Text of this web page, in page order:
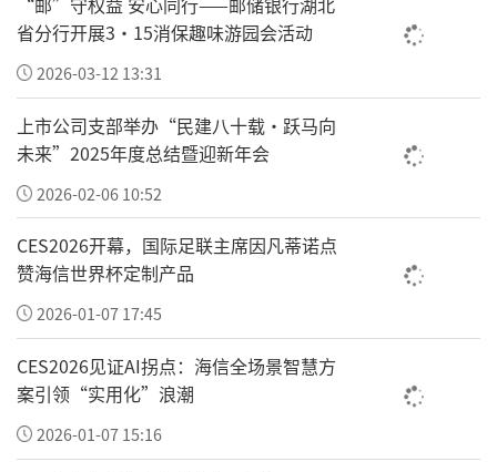
示，中国品牌走向世界，不是单向输出，而是双向
奔赴。越南作为东盟增长最快的市场之一，正展现
出独特的发展韧性和合作潜能，中越经贸合作已成
为区域合作的重要引擎。环球网作为具有国际化视
野的全球性新闻媒体，有责任也有能力为中国品牌
出海贡献媒体力量。未来，环球网将继续发挥桥梁
作用，既传播中国企业的创新实践，也传递海外市
场的真实声音，帮助中国企业精准对接本地需求。
越南中国总商会胡志明市分会会长章林在致辞
中表示，当前中越命运共同体建设持续推进，两国
省分行开展3·15消保趣味游园会活动
2026-03-12 13:31
上市公司支部举办“民建八十载·跃马向
未来”2025年度总结暨迎新年会
2026-02-06 10:52
CES2026开幕，国际足联主席因凡蒂诺点
赞海信世界杯定制产品
2026-01-07 17:45
CES2026见证AI拐点：海信全场景智慧方
案引领“实用化”浪潮
2026-01-07 15:16